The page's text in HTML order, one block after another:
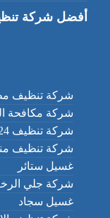
أفضل شركة
شركة تنظيف
شركة مكافحة
شركة تنظيف 24 ساعة
شركة تنظيف
غسيل ستائر
شركة جلي
غسيل سجاد